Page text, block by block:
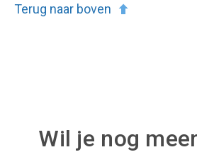
Terug naar boven
Wil je nog